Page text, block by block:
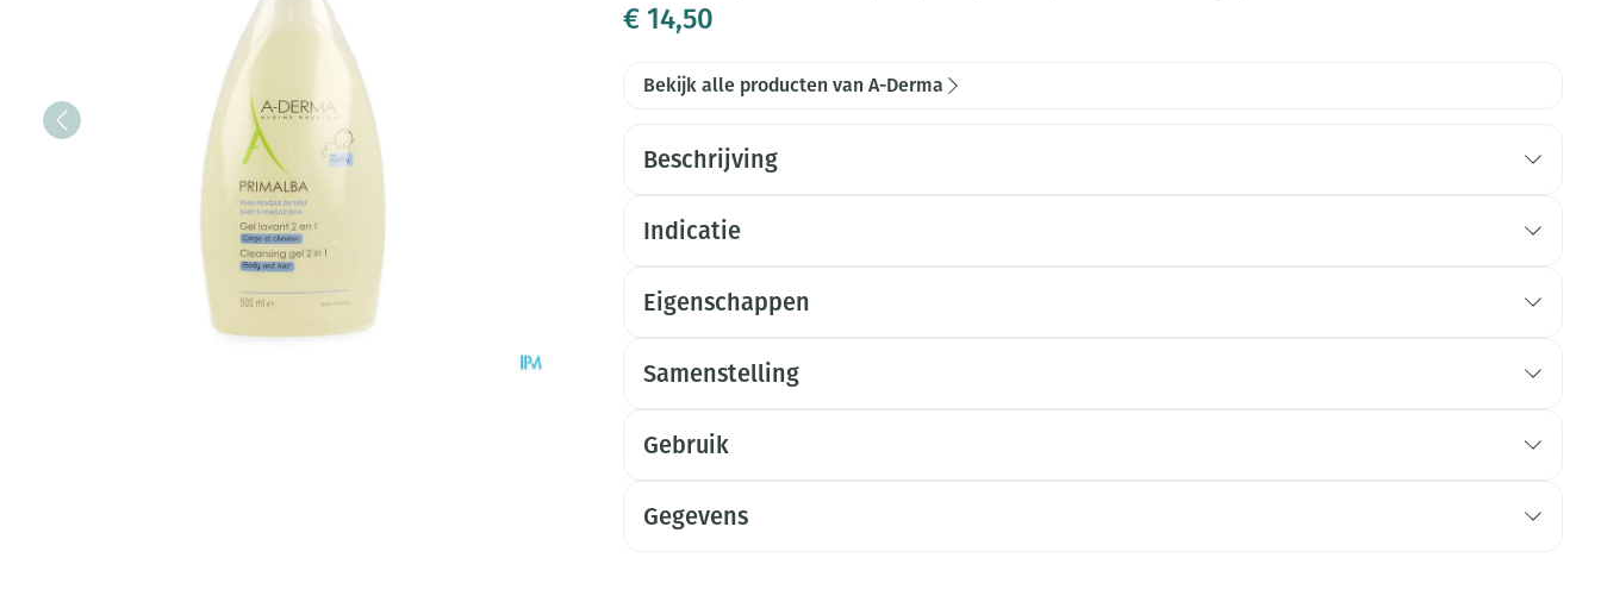
€ 14,50
Bekijk alle producten van A-Derma
Beschrijving
Indicatie
Eigenschappen
Samenstelling
Gebruik
Gegevens